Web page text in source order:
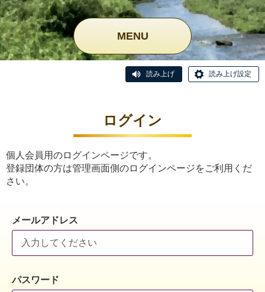
MENU
読み上げ 読み上げ設定
ログイン
個人会員用のログインページです。
登録団体の方は管理画面側のログインページをご利用くだ
さい。
メールアドレス
パスワード